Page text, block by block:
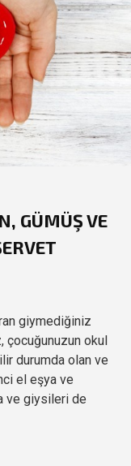
GÜMÜŞ VE
giymediğiniz
çocuğunuzun okul
durumda olan ve
el eşya ve
ve giysileri de